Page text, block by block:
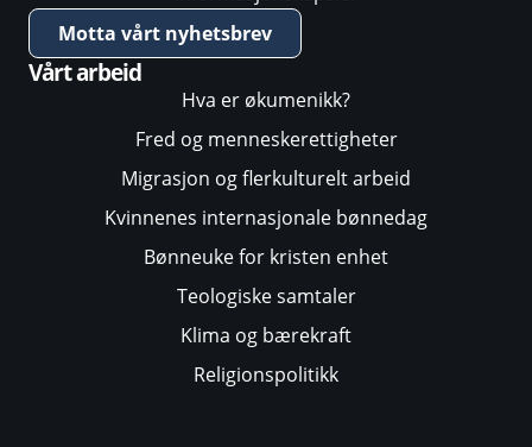
Motta vårt nyhetsbrev
Vårt arbeid
Hva er økumenikk?
Fred og menneskerettigheter
Migrasjon og flerkulturelt arbeid
Kvinnenes internasjonale bønnedag
Bønneuke for kristen enhet
Teologiske samtaler
Klima og bærekraft
Religionspolitikk